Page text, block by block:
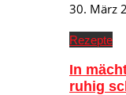
30. März
Rezepte
In
ruhig